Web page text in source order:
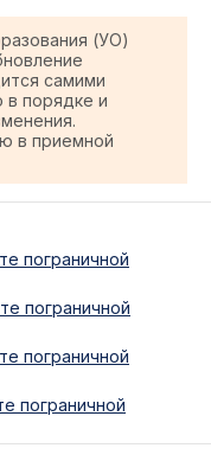
(УО)
самими
в порядке и
в приемной
пограничной
пограничной
пограничной
пограничной